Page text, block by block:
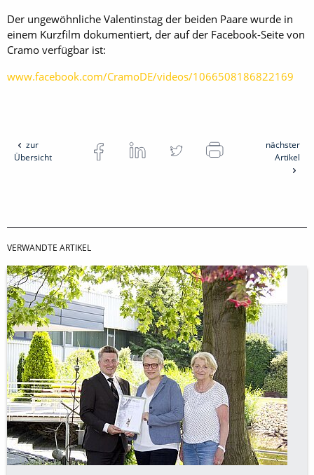
Der ungewöhnliche Valentinstag der beiden Paare wurde in
einem Kurzfilm dokumentiert, der auf der Facebook-Seite von
Cramo verfügbar ist:
www.facebook.com/CramoDE/videos/1066508186822169
zur
Übersicht
nächster
Artikel
VERWANDTE ARTIKEL